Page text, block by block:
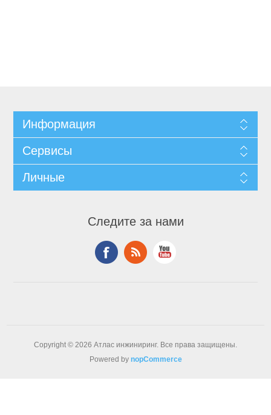
Информация
Сервисы
Личные
Следите за нами
Copyright © 2026 Атлас инжиниринг. Все права защищены.
Powered by nopCommerce